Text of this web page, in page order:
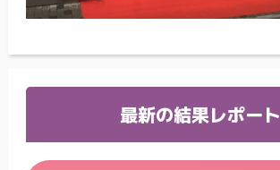
最新の結果レポート